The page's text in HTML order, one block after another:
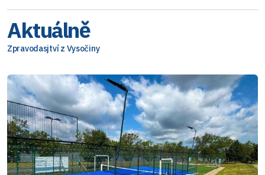
Aktuálně
Zpravodasjtví z Vysočiny